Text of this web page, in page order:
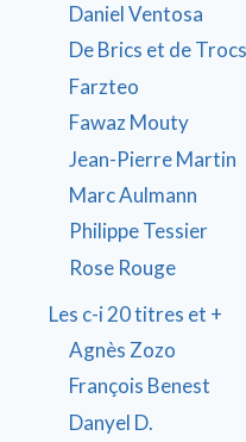
Daniel Ventosa
De Brics et de Trocs
Farzteo
Fawaz Mouty
Jean-Pierre Martin
Marc Aulmann
Philippe Tessier
Rose Rouge
Les c-i 20 titres et +
Agnès Zozo
François Benest
Danyel D.